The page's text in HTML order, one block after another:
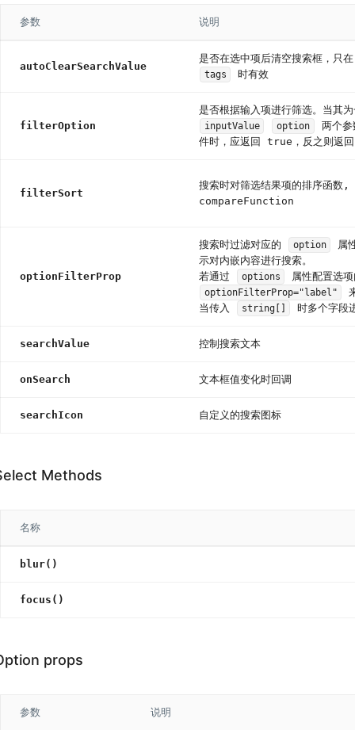
参数 说明
autoClearSearchValue
是否在选中项后清空搜索框，只
tags 时有效
filterOption
是否根据输入项进行筛选。当其
inputValue option
两个
件时，应返回 true，反之则返
filterSort
搜索时对筛选结果项的排序函数,
compareFunction
optionFilterProp
搜索时过滤对应的 option
属
示对内嵌内容进行搜索。
若通过
options 属性配置选
optionFilterProp="label"
当传入
string[] 时多个字段
searchValue 控制搜索文本
onSearch 文本框值变化时回调
searchIcon 自定义的搜索图标
Methods
名称
blur()
focus()
props
参数 说明